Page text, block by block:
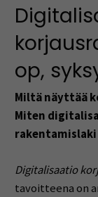
op,
Miltä näyttää
Miten
Digitalisaatio
tavoitteena on